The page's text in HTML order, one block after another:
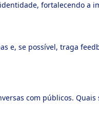
fortalecendo a
e, se possível, traga
com públicos.